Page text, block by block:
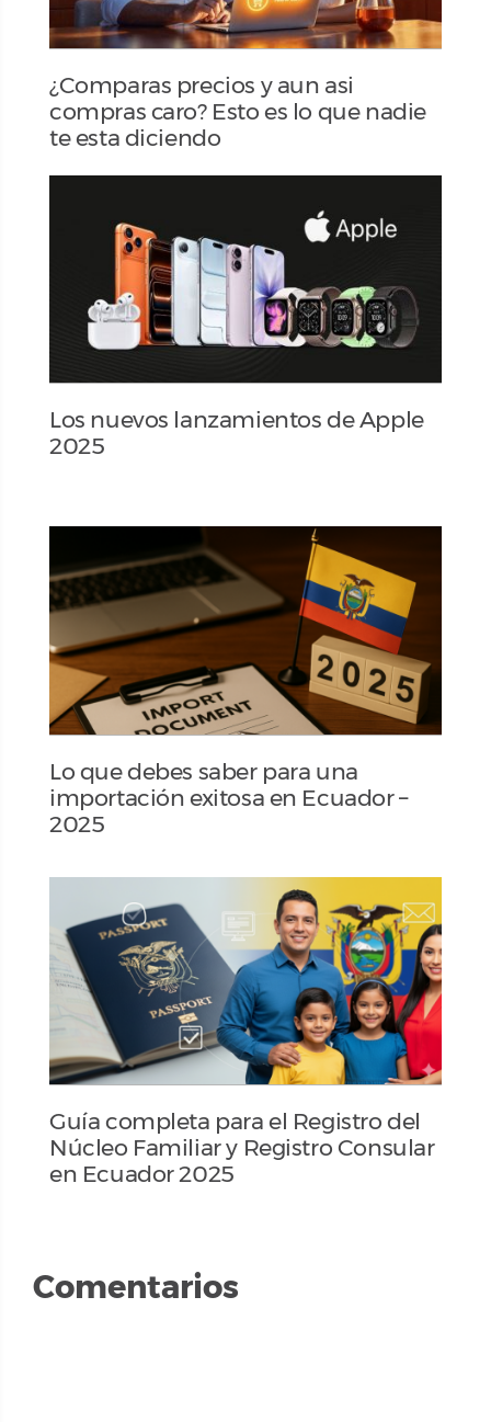
¿Comparas precios y aun asi
compras caro? Esto es lo que nadie
te esta diciendo
Los nuevos lanzamientos de Apple
2025
Lo que debes saber para una
importación exitosa en Ecuador –
2025
Guía completa para el Registro del
Núcleo Familiar y Registro Consular
en Ecuador 2025
Comentarios